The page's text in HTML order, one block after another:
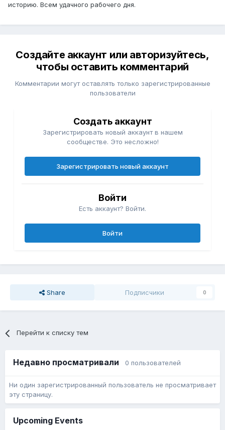
историю. Всем удачного рабочего дня.
Создайте аккаунт или авторизуйтесь,
чтобы оставить комментарий
Комментарии могут оставлять только зарегистрированные
пользователи
Создать аккаунт
Зарегистрировать новый аккаунт в нашем
сообществе. Это несложно!
Зарегистрировать новый аккаунт
Войти
Есть аккаунт? Войти.
Войти
Share Подписчики 0
Перейти к списку тем
Недавно просматривали 0 пользователей
Ни один зарегистрированный пользователь не просматривает
эту страницу.
Upcoming Events